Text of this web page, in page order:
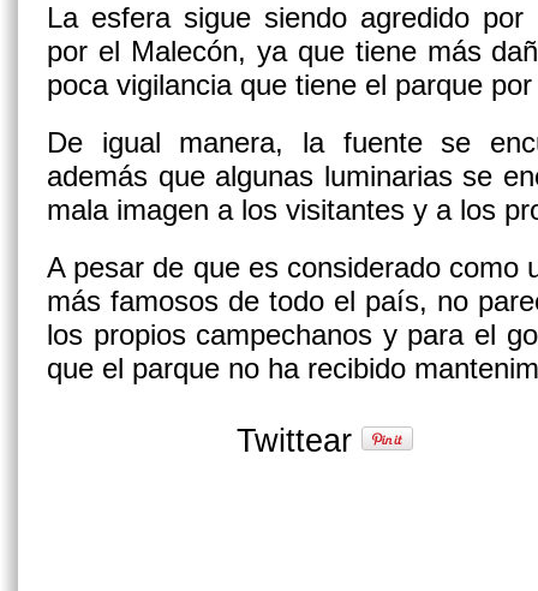
La esfera sigue siendo agredido
por el Malecón, ya que tiene más
poca vigilancia que tiene el parque
De igual manera, la fuente se
además que algunas luminarias se
mala imagen a los visitantes y a los
A pesar de que es considerado como
más famosos de todo el país, no
los propios campechanos y para el
que el parque no ha recibido
Twittear